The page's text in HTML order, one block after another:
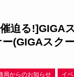
迫る!]GIGA
(GIGAスク
局からのお知らせ イ